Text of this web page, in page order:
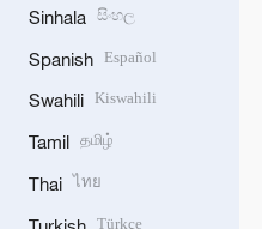
Sinhala සිංහල
Spanish Español
Swahili Kiswahili
Tamil தமிழ்
Thai ไทย
Türkçe